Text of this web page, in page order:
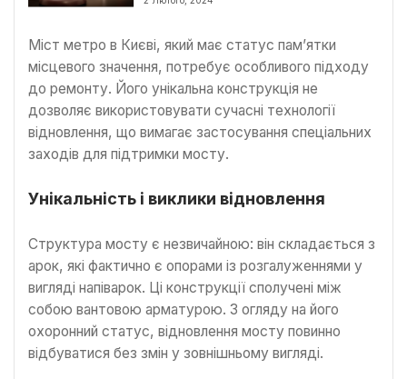
Міст метро в Києві, який має статус пам’ятки
місцевого значення, потребує особливого підходу
до ремонту. Його унікальна конструкція не
дозволяє використовувати сучасні технології
відновлення, що вимагає застосування спеціальних
заходів для підтримки мосту.
Унікальність і виклики відновлення
Структура мосту є незвичайною: він складається з
арок, які фактично є опорами із розгалуженнями у
вигляді напіварок. Ці конструкції сполучені між
собою вантовою арматурою. З огляду на його
охоронний статус, відновлення мосту повинно
відбуватися без змін у зовнішньому вигляді.